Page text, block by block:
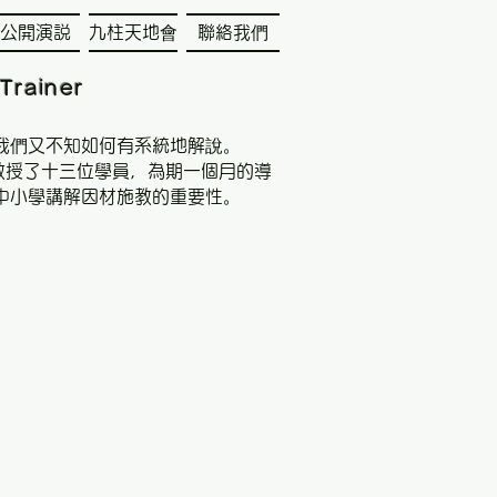
公開演説 九柱天地會 聯絡我們
又不知如何有系統地解說。
了十三位學員，為期一個月的導
學講解因材施教的重要性。